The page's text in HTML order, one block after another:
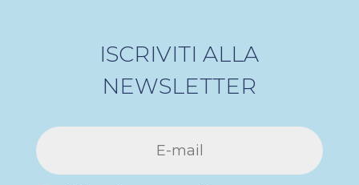
ISCRIVITI ALLA
NEWSLETTER